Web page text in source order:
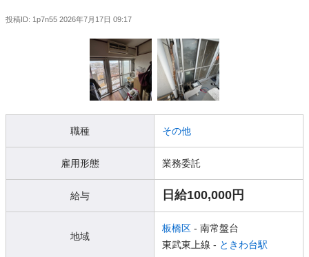
投稿ID: 1p7n55 2026年7月17日 09:17
職種 その他
雇用形態 業務委託
給与 日給100,000円
地域
板橋区 - 南常盤台
東武東上線 - ときわ台駅